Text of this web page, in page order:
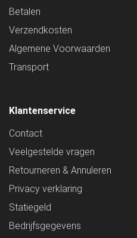
Betalen
Verzendkosten
Algemene Voorwaarden
Transport
Klantenservice
Contact
Veelgestelde vragen
Retourneren & Annuleren
Privacy verklaring
Statiegeld
Bedrijfsgegevens